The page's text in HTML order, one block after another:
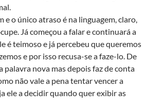
e o único atraso é na linguagem, claro,
Já começou a falar e continuará a
é teimoso e já percebeu que queremos
e por isso recusa-se a faze-lo. De
palavra nova mas depois faz de conta
não vale a pena tentar vencer a
ele a decidir quando quer exibir as